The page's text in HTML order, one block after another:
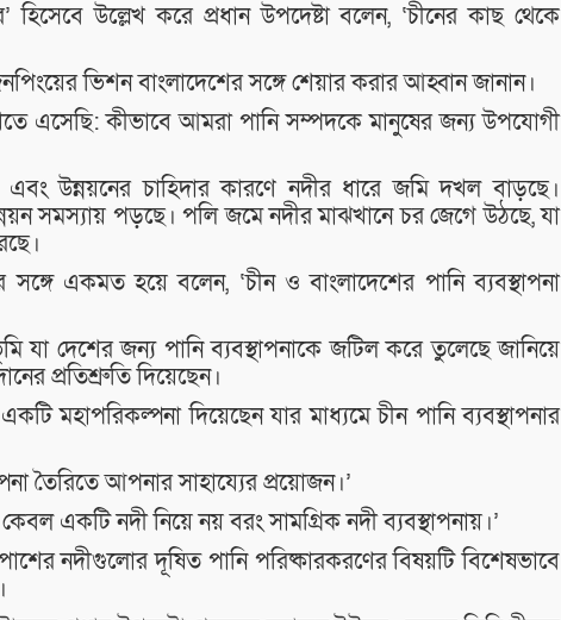
হিসেবে উল্লেখ করে প্রধান উপদেষ্টা বলেন, ‘চীনের কাছ থেকে
ভিশন বাংলাদেশের সঙ্গে শেয়ার করার আহ্বান জানান।
এসেছি: কীভাবে আমরা পানি সম্পদকে মানুষের জন্য উপযোগী
এবং উন্নয়নের চাহিদার কারণে নদীর ধারে জমি দখল বাড়ছে।
সমস্যায় পড়ছে। পলি জমে নদীর মাঝখানে চর জেগে উঠছে, যা
সঙ্গে একমত হয়ে বলেন, ‘চীন ও বাংলাদেশের পানি ব্যবস্থাপনা
যা দেশের জন্য পানি ব্যবস্থাপনাকে জটিল করে তুলেছে জানিয়ে
প্রতিশ্রুতি দিয়েছেন।
মহাপরিকল্পনা দিয়েছেন যার মাধ্যমে চীন পানি ব্যবস্থাপনার
তৈরিতে আপনার সাহায্যের প্রয়োজন।’
একটি নদী নিয়ে নয় বরং সামগ্রিক নদী ব্যবস্থাপনায়।’
নদীগুলোর দূষিত পানি পরিষ্কারকরণের বিষয়টি বিশেষভাবে